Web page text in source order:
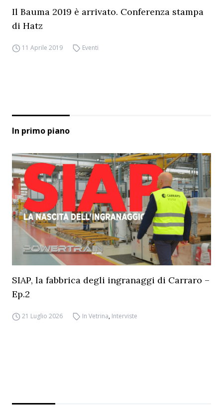
Il Bauma 2019 è arrivato. Conferenza stampa
di Hatz
11 Aprile 2019 Eventi
In primo piano
SIAP, la fabbrica degli ingranaggi di Carraro –
Ep.2
21 Luglio 2026 In Vetrina, Interviste